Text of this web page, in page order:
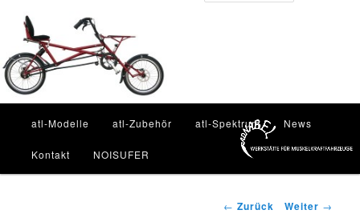
Inhalt
wechseln
atl-Modelle atl-Zubehör atl-Spektrum News
Kontakt NOISUFER
Beitragsnavigation
← Zurück Weiter →